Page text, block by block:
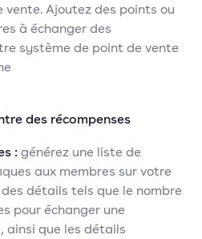
Ajoutez des points ou
à échanger des
système de point de vente
des récompenses
:générez une liste de
aux membres sur votre
détails tels que le nombre
pour échanger une
ainsi que les détails